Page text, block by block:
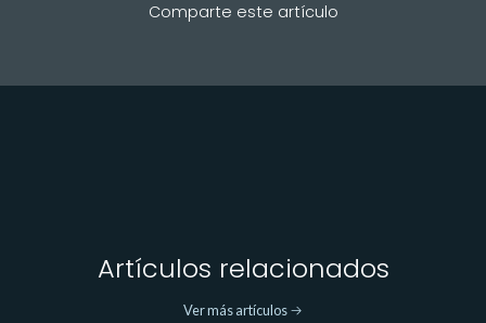
Comparte este artículo
Artículos relacionados
Ver más artículos